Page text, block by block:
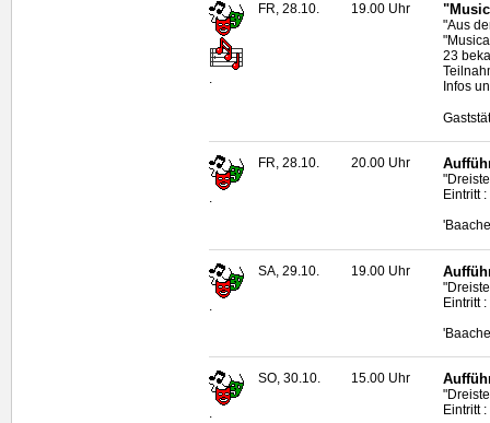
.
FR, 28.10. 19.00 Uhr
"Aus
23
Infos
.
FR, 28.10. 20.00 Uhr
Eintritt
SA, 29.10. 19.00 Uhr
Eintritt
.
SO, 30.10. 15.00 Uhr
Eintritt